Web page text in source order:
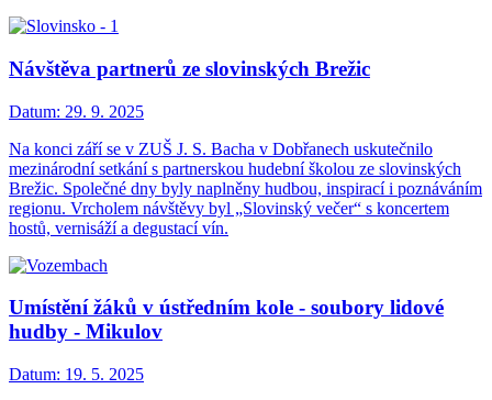
Návštěva partnerů ze slovinských Brežic
Datum: 29. 9. 2025
Na konci září se v ZUŠ J. S. Bacha v Dobřanech uskutečnilo
mezinárodní setkání s partnerskou hudební školou ze slovinských
Brežic. Společné dny byly naplněny hudbou, inspirací i poznáváním
regionu. Vrcholem návštěvy byl „Slovinský večer“ s koncertem
hostů, vernisáží a degustací vín.
Umístění žáků v ústředním kole - soubory lidové
hudby - Mikulov
Datum: 19. 5. 2025